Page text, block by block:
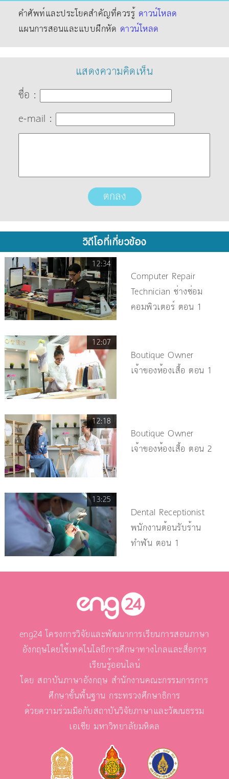
คำศัพท์และประโยคสำคัญที่ควรรู้ ดาวน์โหลด
แผนการสอนและแบบฝึกหัด ดาวน์โหลด
แสดงความคิดเห็น
ชื่อ :
e-mail :
วิดีโอที่เกี่ยวข้อง
12:34
Computer Repair
Technician ช่างซ่อม
คอมพิวเตอร์ ตอน 1
12:07
Boutique Owner
เจ้าของห้องเสื้อ ตอน 1
12:18
Boutique Owner
เจ้าของห้องเสื้อ ตอน 2
13:25
Dental Receptionist
พนักงานต้อนรับร้าน
ทำฟัน ตอน 1
eng24 โครงการวิจัยและพัฒนาการเรียนการสอนภาษา
อังกฤษโดยใช้เทคโนโลยีการศึกษาทางไกลและสื่อการ
เรียนรู้ออนไลน์
โดย สถาบันภาษาอังกฤษ สำนักงานคณะกรรมการการ
ศึกษาขั้นพื้นฐาน กระทรวงศึกษาธิการ
ด้วยความร่วมมือกับสถาบันวิจัยภาษาและวัฒนธรรม
เอเชีย มหาวิทยาลัยมหิดล